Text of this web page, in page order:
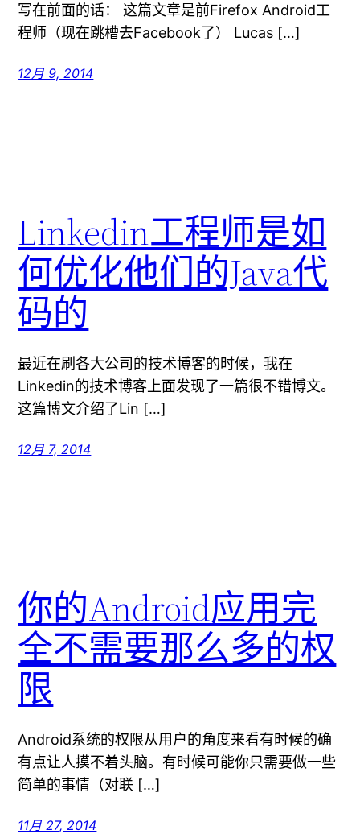
写在前面的话： 这篇文章是前Firefox Android工
程师（现在跳槽去Facebook了） Lucas […]
12月 9, 2014
Linkedin工程师是如
何优化他们的Java代
码的
最近在刷各大公司的技术博客的时候，我在
Linkedin的技术博客上面发现了一篇很不错博文。
这篇博文介绍了Lin […]
12月 7, 2014
你的Android应用完
全不需要那么多的权
限
Android系统的权限从用户的角度来看有时候的确
有点让人摸不着头脑。有时候可能你只需要做一些
简单的事情（对联 […]
11月 27, 2014